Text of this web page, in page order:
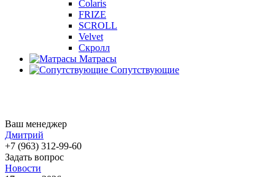
Colaris
FRIZE
SCROLL
Velvet
Скролл
Матрасы
Сопутствующие
Ваш менеджер
Дмитрий
+7 (963) 312-99-60
Задать вопрос
Новости